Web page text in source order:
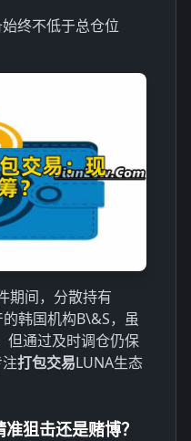
终不低于总仓位
期间，分散持有
韩国机构B\&S，虽
但通过及时调仓仍保
打包交易LUNA生态
狙击还是赌博？